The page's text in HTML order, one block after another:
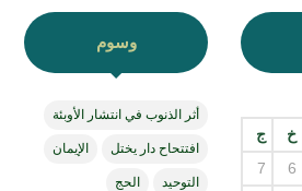
خ ج
6
7
وسوم
أثر الذنوب في انتشار الأوبئة
افتتحاح دار يختل الإيمان
التوحيد الحج